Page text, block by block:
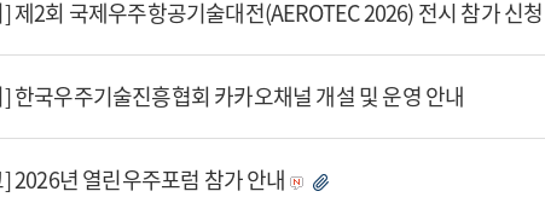
제2회 국제우주항공기술대전(AEROTEC 2026) 전시 참가 신
한국우주기술진흥협회 카카오채널 개설 및 운영 안내
2026년 열린우주포럼 참가 안내